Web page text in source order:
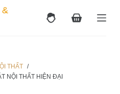
&
THẤT /
NỘI THẤT HIỆN ĐẠI